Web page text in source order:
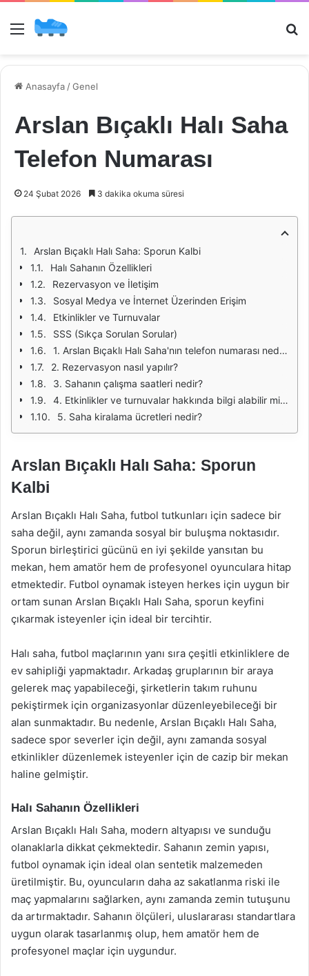
Menü
Anasayfa /Genel
Arslan Bıçaklı Halı Saha
Telefon Numarası
24 Şubat 2026 3 dakika okuma süresi
Arslan Bıçaklı Halı Saha: Sporun Kalbi
Halı Sahanın Özellikleri
Rezervasyon ve İletişim
Sosyal Medya ve İnternet Üzerinden Erişim
Etkinlikler ve Turnuvalar
SSS (Sıkça Sorulan Sorular)
1. Arslan Bıçaklı Halı Saha'nın telefon numarası nedir?
2. Rezervasyon nasıl yapılır?
3. Sahanın çalışma saatleri nedir?
4. Etkinlikler ve turnuvalar hakkında bilgi alabilir miyim?
5. Saha kiralama ücretleri nedir?
Arslan Bıçaklı Halı Saha: Sporun
Kalbi
Arslan Bıçaklı Halı Saha, futbol tutkunları için sadece bir
saha değil, aynı zamanda sosyal bir buluşma noktasıdır.
Sporun birleştirici gücünü en iyi şekilde yansıtan bu
mekan, hem amatör hem de profesyonel oyunculara hitap
etmektedir. Futbol oynamak isteyen herkes için uygun bir
ortam sunan Arslan Bıçaklı Halı Saha, sporun keyfini
çıkarmak isteyenler için ideal bir tercihtir.
Halı saha, futbol maçlarının yanı sıra çeşitli etkinliklere de
ev sahipliği yapmaktadır. Arkadaş gruplarının bir araya
gelerek maç yapabileceği, şirketlerin takım ruhunu
pekiştirmek için organizasyonlar düzenleyebileceği bir
alan sunmaktadır. Bu nedenle, Arslan Bıçaklı Halı Saha,
sadece spor severler için değil, aynı zamanda sosyal
etkinlikler düzenlemek isteyenler için de cazip bir mekan
haline gelmiştir.
Halı Sahanın Özellikleri
Arslan Bıçaklı Halı Saha, modern altyapısı ve sunduğu
olanaklarla dikkat çekmektedir. Sahanın zemin yapısı,
futbol oynamak için ideal olan sentetik malzemeden
üretilmiştir. Bu, oyuncuların daha az sakatlanma riski ile
maç yapmalarını sağlarken, aynı zamanda zemin tutuşunu
da artırmaktadır. Sahanın ölçüleri, uluslararası standartlara
uygun olarak tasarlanmış olup, hem amatör hem de
profesyonel maçlar için uygundur.